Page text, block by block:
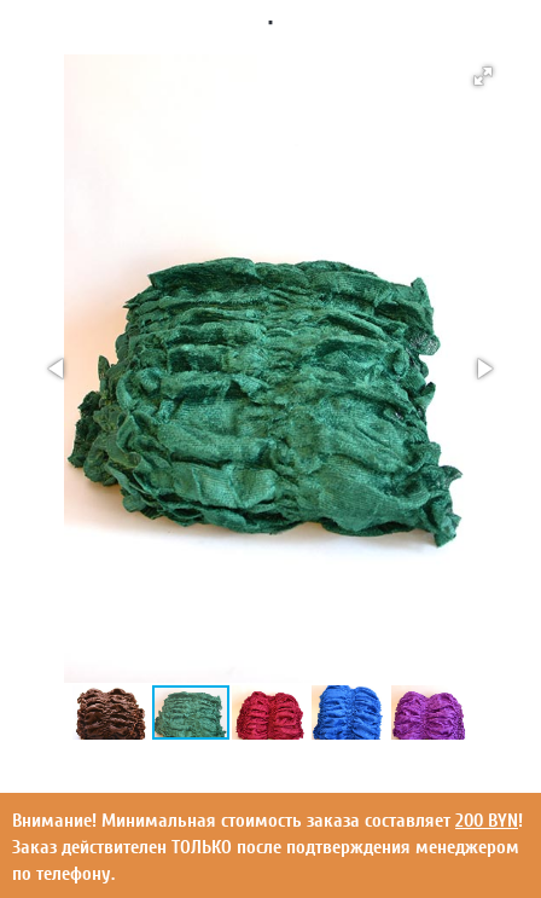
·
Внимание! Минимальная стоимость заказа составляет 200 BYN!
Заказ действителен ТОЛЬКО после подтверждения менеджером
по телефону.